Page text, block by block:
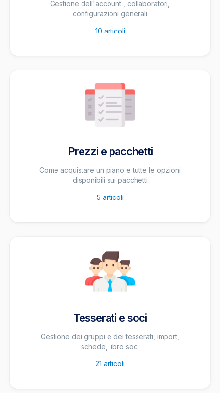
Gestione dell'account , collaboratori,
configurazioni generali
10 articoli
Prezzi e pacchetti
Come acquistare un piano e tutte le opzioni
disponibili sui pacchetti
5 articoli
Tesserati e soci
Gestione dei gruppi e dei tesserati, import,
schede, libro soci
21 articoli